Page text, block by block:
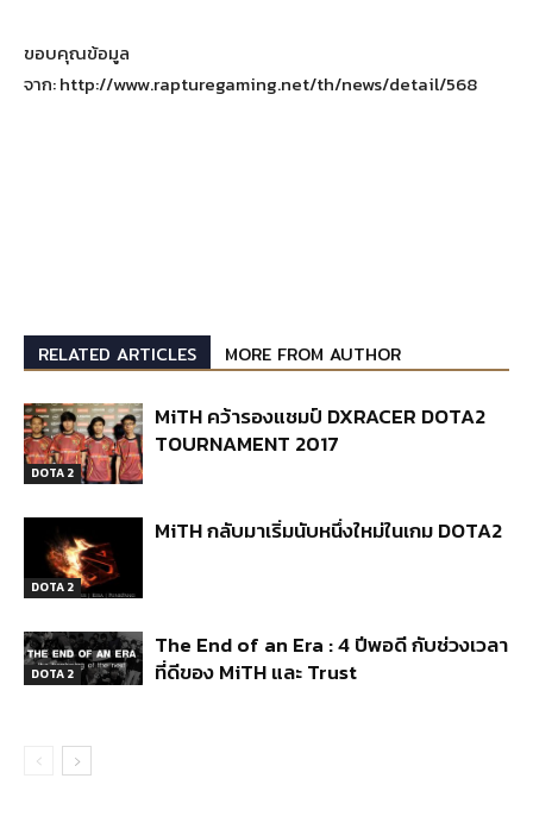
ขอบคุณข้อมูล
จาก: http://www.rapturegaming.net/th/news/detail/568
RELATED ARTICLES MORE FROM AUTHOR
DOTA 2
MiTH คว้ารองแชมป์ DXRACER DOTA2
TOURNAMENT 2017
DOTA 2
MiTH กลับมาเริ่มนับหนึ่งใหม่ในเกม DOTA2
DOTA 2
The End of an Era : 4 ปีพอดี กับช่วงเวลา
ที่ดีของ MiTH และ Trust